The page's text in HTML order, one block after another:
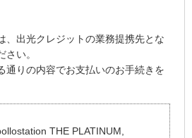
、出光クレジットの業務提携先とな
さい。
通りの内容でお支払いのお手続きを
THE PLATINUM,